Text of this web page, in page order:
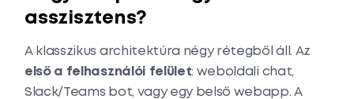
asszisztens?
A klasszikus architektúra négy rétegből áll. Az
első a felhasználói felület: weboldali chat,
Slack/Teams bot, vagy egy belső webapp. A